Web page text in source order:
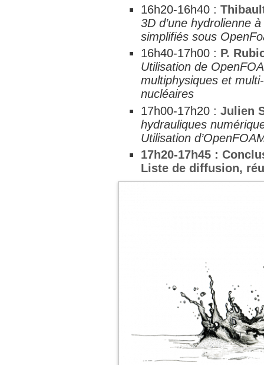
16h20-16h40 :
3D d’une hydrolienne
simplifiés sous
16h40-17h00 : P.
Utilisation de
multiphysiques et
nucléaires
17h00-17h20 : Julien
hydrauliques
Utilisation
17h20-17h45 :
Liste de diffusion,